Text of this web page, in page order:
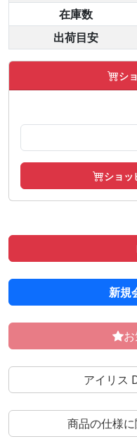
在庫数
出荷目安
シ
ショッ
新規
アイリス
商品の仕様